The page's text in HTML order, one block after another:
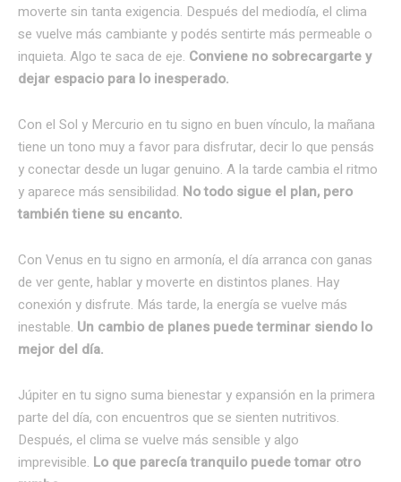
moverte sin tanta exigencia. Después del mediodía, el clima
se vuelve más cambiante y podés sentirte más permeable o
inquieta. Algo te saca de eje. Conviene no sobrecargarte y
dejar espacio para lo inesperado.
Con el Sol y Mercurio en tu signo en buen vínculo, la mañana
tiene un tono muy a favor para disfrutar, decir lo que pensás
y conectar desde un lugar genuino. A la tarde cambia el ritmo
y aparece más sensibilidad. No todo sigue el plan, pero
también tiene su encanto.
Con Venus en tu signo en armonía, el día arranca con ganas
de ver gente, hablar y moverte en distintos planes. Hay
conexión y disfrute. Más tarde, la energía se vuelve más
inestable. Un cambio de planes puede terminar siendo lo
mejor del día.
Júpiter en tu signo suma bienestar y expansión en la primera
parte del día, con encuentros que se sienten nutritivos.
Después, el clima se vuelve más sensible y algo
imprevisible. Lo que parecía tranquilo puede tomar otro